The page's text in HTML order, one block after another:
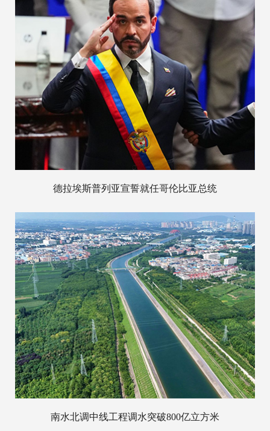
德拉埃斯普列亚宣誓就任哥伦比亚总统
南水北调中线工程调水突破800亿立方米